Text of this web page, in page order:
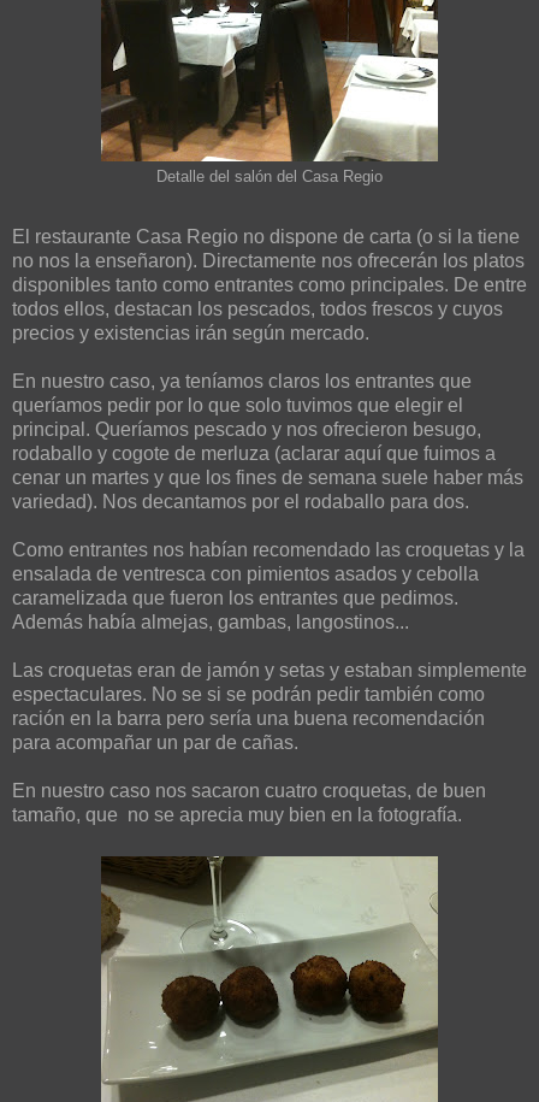
Detalle del salón del Casa Regio
El restaurante Casa Regio no dispone de carta (o si la tiene
no nos la enseñaron). Directamente nos ofrecerán los platos
disponibles tanto como entrantes como principales. De entre
todos ellos, destacan los pescados, todos frescos y cuyos
precios y existencias irán según mercado.
En nuestro caso, ya teníamos claros los entrantes que
queríamos pedir por lo que solo tuvimos que elegir el
principal. Queríamos pescado y nos ofrecieron besugo,
rodaballo y cogote de merluza (aclarar aquí que fuimos a
cenar un martes y que los fines de semana suele haber más
variedad). Nos decantamos por el rodaballo para dos.
Como entrantes nos habían recomendado las croquetas y la
ensalada de ventresca con pimientos asados y cebolla
caramelizada que fueron los entrantes que pedimos.
Además había almejas, gambas, langostinos...
Las croquetas eran de jamón y setas y estaban simplemente
espectaculares. No se si se podrán pedir también como
ración en la barra pero sería una buena recomendación
para acompañar un par de cañas.
En nuestro caso nos sacaron cuatro croquetas, de buen
tamaño, que no se aprecia muy bien en la fotografía.